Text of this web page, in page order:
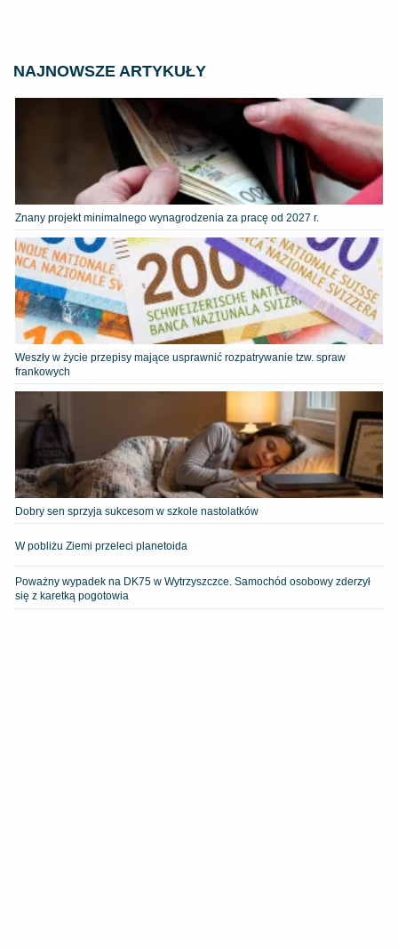
NAJNOWSZE ARTYKUŁY
Znany projekt minimalnego wynagrodzenia za pracę od 2027 r.
Weszły w życie przepisy mające usprawnić rozpatrywanie tzw. spraw
frankowych
Dobry sen sprzyja sukcesom w szkole nastolatków
W pobliżu Ziemi przeleci planetoida
Poważny wypadek na DK75 w Wytrzyszczce. Samochód osobowy zderzył
się z karetką pogotowia